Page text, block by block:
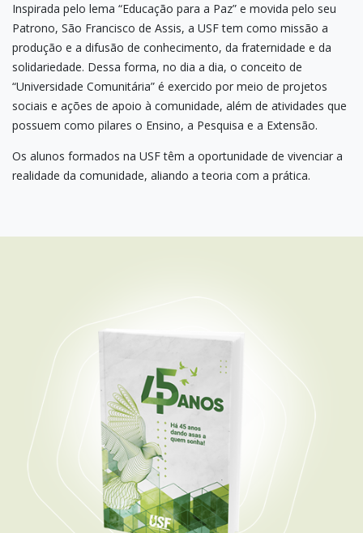
Inspirada pelo lema “Educação para a Paz” e movida pelo seu
Patrono, São Francisco de Assis, a USF tem como missão a
produção e a difusão de conhecimento, da fraternidade e da
solidariedade. Dessa forma, no dia a dia, o conceito de
“Universidade Comunitária” é exercido por meio de projetos
sociais e ações de apoio à comunidade, além de atividades que
possuem como pilares o Ensino, a Pesquisa e a Extensão.
Os alunos formados na USF têm a oportunidade de vivenciar a
realidade da comunidade, aliando a teoria com a prática.